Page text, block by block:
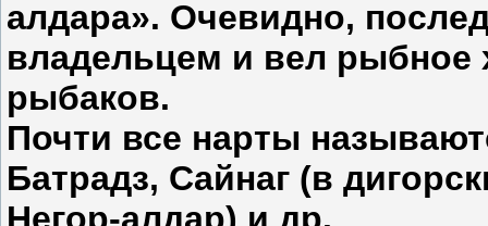
алдара». Очевидно,
владельцем и вел рыбное
рыбаков.
Почти все нарты
Батрадз, Сайнаг (в